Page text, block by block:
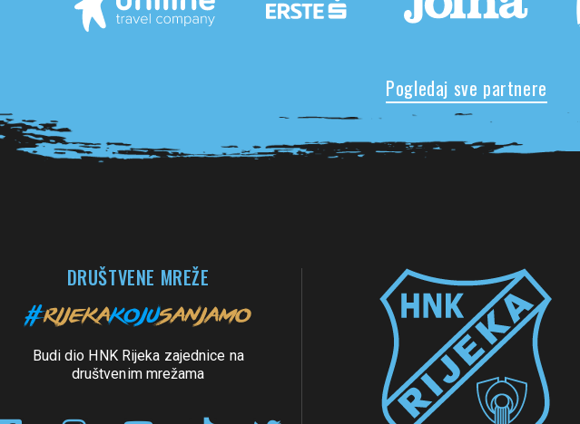
Pogledaj sve partnere
DRUŠTVENE MREŽE
Budi dio HNK Rijeka zajednice na
društvenim mrežama